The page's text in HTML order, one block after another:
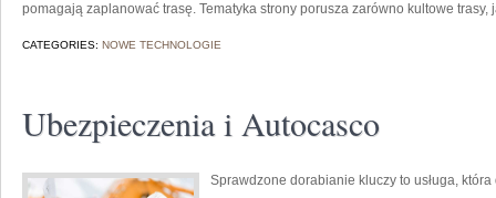
pomagają zaplanować trasę. Tematyka strony porusza zarówno kultowe trasy,
CATEGORIES: NOWE TECHNOLOGIE
Ubezpieczenia i Autocasco
Sprawdzone dorabianie kluczy to usługa,